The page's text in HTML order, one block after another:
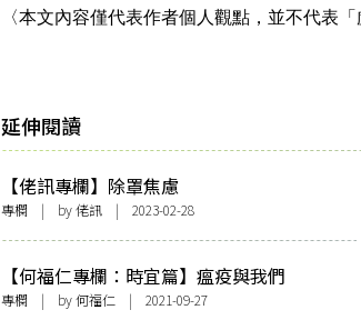
〈本文內容僅代表作者個人觀點，並不代表
延伸閱讀
【佬訊專欄】除罩焦慮
專欄 | by佬訊 | 2023-02-28
【何福仁專欄：時宜篇】瘟疫與我們
專欄 | by何福仁 | 2021-09-27